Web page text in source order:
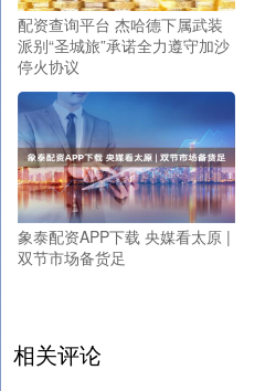
配资查询平台 杰哈德下属武装
派别“圣城旅”承诺全力遵守加沙
停火协议
象泰配资APP下载 央媒看太原 |
双节市场备货足
相关评论